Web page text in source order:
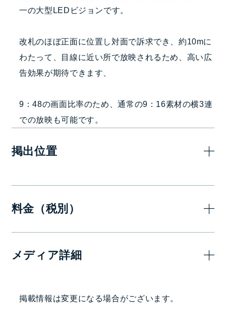
一の大型LEDビジョンです。
改札のほぼ正面に位置し対面で訴求でき、約10mに
わたって、目線に近い所で放映されるため、高い広
告効果が期待できます、
9：48の画面比率のため、通常の9：16素材の横3連
での放映も可能です。
掲出位置
料金（税別）
7日
東西セット（15秒）
メディア詳細
掲載情報は変更になる場合がございます。